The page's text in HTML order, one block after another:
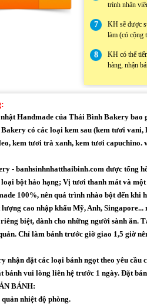
trình nhân
7
KH sẽ được
làm (có cộng
8
KH có thể
hàng, nhận
Handmade của Thái Bình Bakery bao
có các loại kem sau (kem tươi vani,
kem tươi trà xanh, kem tươi capuchino.
- banhsinhnhatthaibinh.com được tổng
bột hảo hạng; Vị tươi thanh mát và
100%, nên quá trình nhào bột đến khi
cao nhập khẩu Mỹ, Anh,
biệt, dành cho những người sành ăn.
Chỉ làm bánh trước giờ giao 1,5 giờ
nhận đặt các loại bánh ngọt theo yêu cầu
bánh vui lòng liên hệ trước 1 ngày. Đặt
BÁNH:
nhiệt độ phòng.